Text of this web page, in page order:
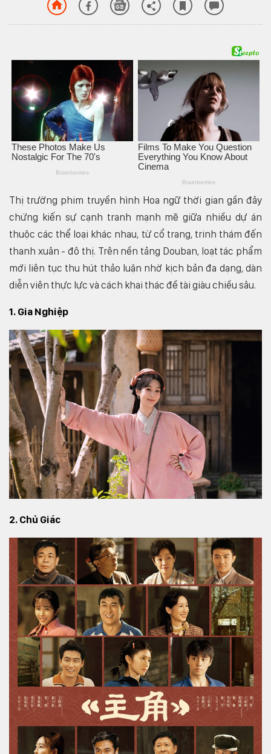
Thị trường phim truyền hình Hoa ngữ thời gian gần đây
chứng kiến sự cạnh tranh mạnh mẽ giữa nhiều dự án
thuộc các thể loại khác nhau, từ cổ trang, trinh thám đến
thanh xuân - đô thị. Trên nền tảng Douban, loạt tác phẩm
mới liên tục thu hút thảo luận nhờ kịch bản đa dạng, dàn
diễn viên thực lực và cách khai thác đề tài giàu chiều sâu.
1. Gia Nghiệp
2. Chủ Giác